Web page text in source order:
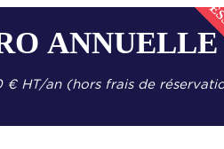
ANNUELLE
€ HT/an(hors frais de